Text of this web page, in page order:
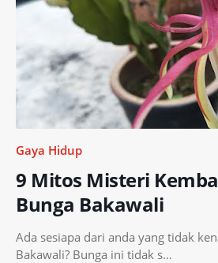
Gaya Hidup
9 Mitos Misteri
Bunga Bakawali
Ada sesiapa dari anda yang tidak
Bakawali? Bunga ini tidak s…